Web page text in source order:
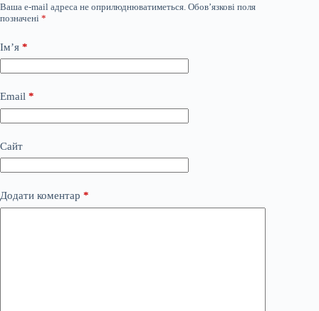
Ваша e-mail адреса не оприлюднюватиметься. Обов’язкові поля
позначені *
Ім’я *
Email *
Сайт
Додати коментар *